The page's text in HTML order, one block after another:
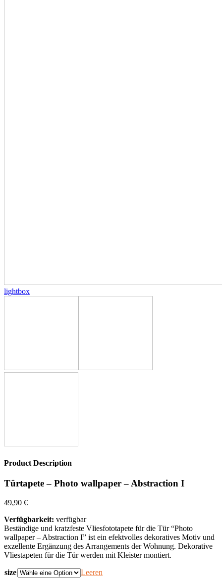
lightbox
Product Description
Türtapete – Photo wallpaper – Abstraction I
49,90 €
Verfügbarkeit: verfügbar
Beständige und kratzfeste Vliesfototapete für die Tür “Photo
wallpaper – Abstraction I” ist ein efektvolles dekoratives Motiv und
exzellente Ergänzung des Arrangements der Wohnung. Dekorative
Vliestapeten für die Tür werden mit Kleister montiert.
size Leeren